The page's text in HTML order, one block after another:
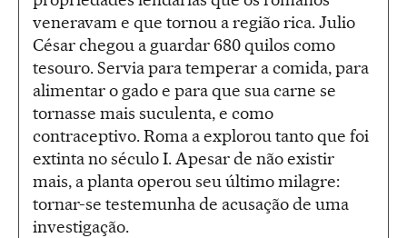
veneravam e que tornou a região rica. Julio
César chegou a guardar 680 quilos como
tesouro. Servia para temperar a comida, para
alimentar o gado e para que sua carne se
tornasse mais suculenta, e como
contraceptivo. Roma a explorou tanto que foi
extinta no século I. Apesar de não existir
mais, a planta operou seu último milagre:
tornar-se testemunha de acusação de uma
investigação.